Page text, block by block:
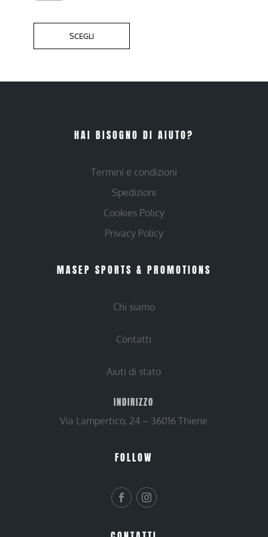
SCEGLI
HAI BISOGNO DI AIUTO?
Termini e condizioni
Spedizioni
Cookies Policy
Privacy Policy
MASEP SPORTS & PROMOTIONS
Chi siamo
Contatti
Aiuti di stato
INDIRIZZO
Via Lampertico, 24 – 36016 Thiene
FOLLOW